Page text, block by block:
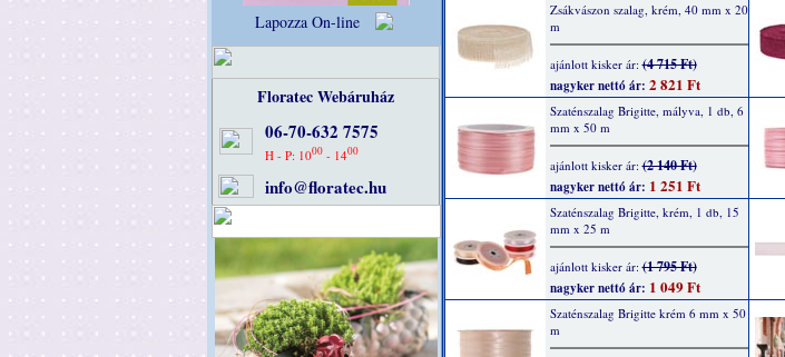
Lapozza On-line
Floratec Webáruház
06-70-632 7575
H - P: 1000 - 1400
info@floratec.hu
Zsákvászon szalag, krém, 40 mm x 20
m
ajánlott kisker ár:(4 715 Ft)
nagyker nettó ár: 2 821 Ft
Szaténszalag Brigitte, mályva, 1 db, 6
mm x 50 m
ajánlott kisker ár:(2 140 Ft)
nagyker nettó ár: 1 251 Ft
Szaténszalag Brigitte, krém, 1 db, 15
mm x 25 m
ajánlott kisker ár:(1 795 Ft)
nagyker nettó ár: 1 049 Ft
Szaténszalag Brigitte krém 6 mm x 50
m